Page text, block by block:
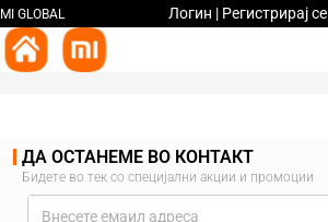
MI GLOBAL Логин | Регистрирај се
ДА ОСТАНЕМЕ ВО КОНТАКТ
Бидете во тек со специјални акции и промоции